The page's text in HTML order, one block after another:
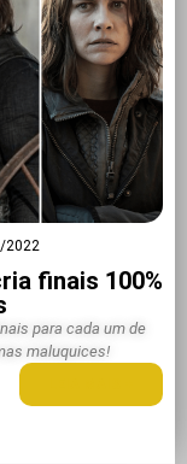
2022
finais 100%
para cada um de
maluquices!